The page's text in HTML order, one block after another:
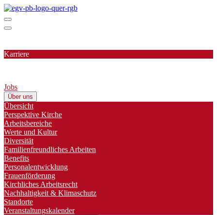
Karriere
Jobs
Über uns
Übersicht
Perspektive Kirche
Arbeitsbereiche
Werte und Kultur
Diversität
Familienfreundliches Arbeiten
Benefits
Personalentwicklung
Frauenförderung
Kirchliches Arbeitsrecht
Nachhaltigkeit & Klimaschutz
Standorte
Veranstaltungskalender